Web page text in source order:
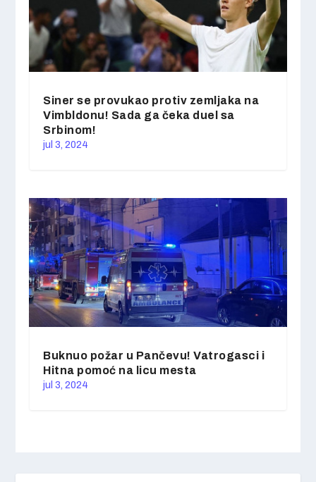
Siner se provukao protiv zemljaka na
Vimbldonu! Sada ga čeka duel sa
Srbinom!
jul 3, 2024
Buknuo požar u Pančevu! Vatrogasci i
Hitna pomoć na licu mesta
jul 3, 2024